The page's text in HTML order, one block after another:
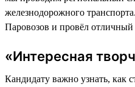
железнодорожного
Паровозов и провёл отличный
«Интересная
Кандидату важно узнать, как